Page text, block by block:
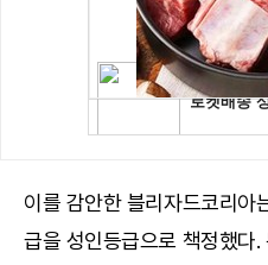
이를 감안한 블리자드코리아
급을 성인등급으로 책정했다